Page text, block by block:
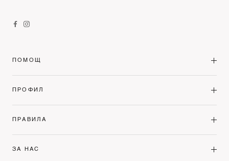
ПОМОЩ
ПРОФИЛ
ПРАВИЛА
ЗА НАС